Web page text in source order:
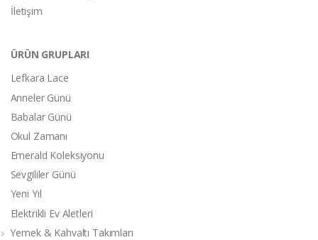
İletişim
ÜRÜN GRUPLARI
Lefkara Lace
Anneler Günü
Babalar Günü
Okul Zamanı
Emerald Koleksiyonu
Sevgililer Günü
Yeni Yıl
Elektrikli Ev Aletleri
Yemek & Kahvaltı Takımları